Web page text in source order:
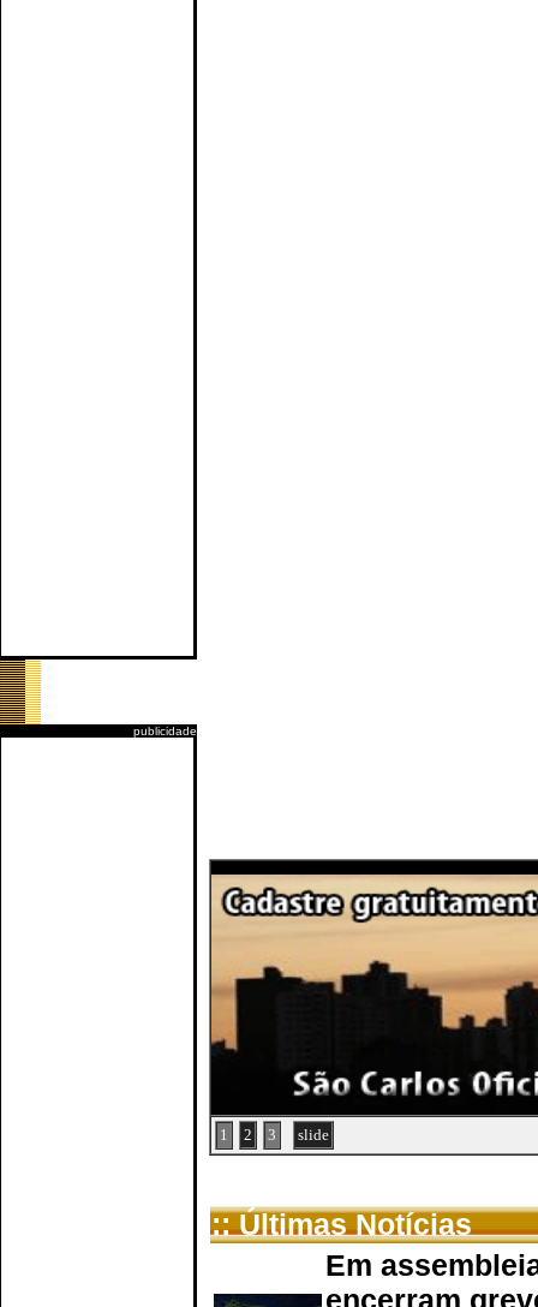
publicidade
1 2 3 slide
:: Últimas Notícias
Em
encerram